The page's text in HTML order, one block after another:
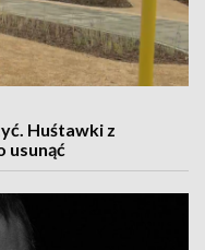
Huśtawki z
usunąć